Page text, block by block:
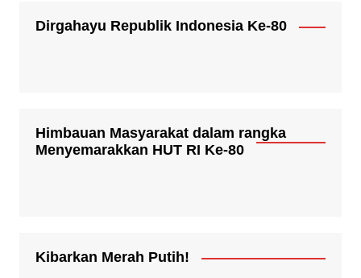
Dirgahayu Republik Indonesia Ke-80
Himbauan Masyarakat dalam rangka
Menyemarakkan HUT RI Ke-80
Kibarkan Merah Putih!